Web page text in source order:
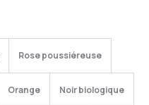
Rose poussiéreuse
Orange Noir biologique